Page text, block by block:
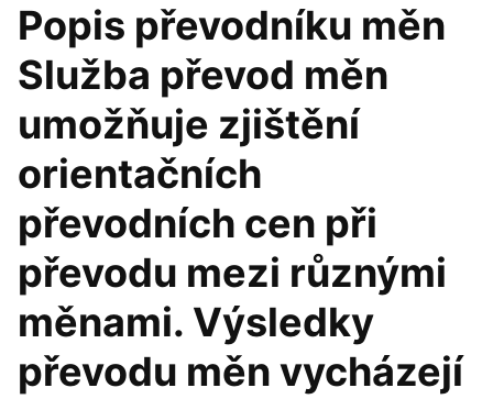
Popis převodníku měn
Služba převod měn
umožňuje zjištění
orientačních
převodních cen při
převodu mezi různými
měnami. Výsledky
převodu měn vycházejí